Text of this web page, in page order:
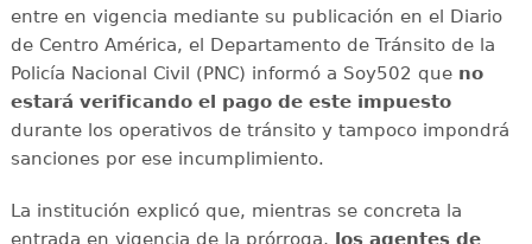
entre en vigencia mediante su publicación en el Diario
de Centro América, el Departamento de Tránsito de la
Policía Nacional Civil (PNC) informó a Soy502 que no
estará verificando el pago de este impuesto
durante los operativos de tránsito y tampoco impondrá
sanciones por ese incumplimiento.
La institución explicó que, mientras se concreta la
entrada en vigencia de la prórroga, los agentes de